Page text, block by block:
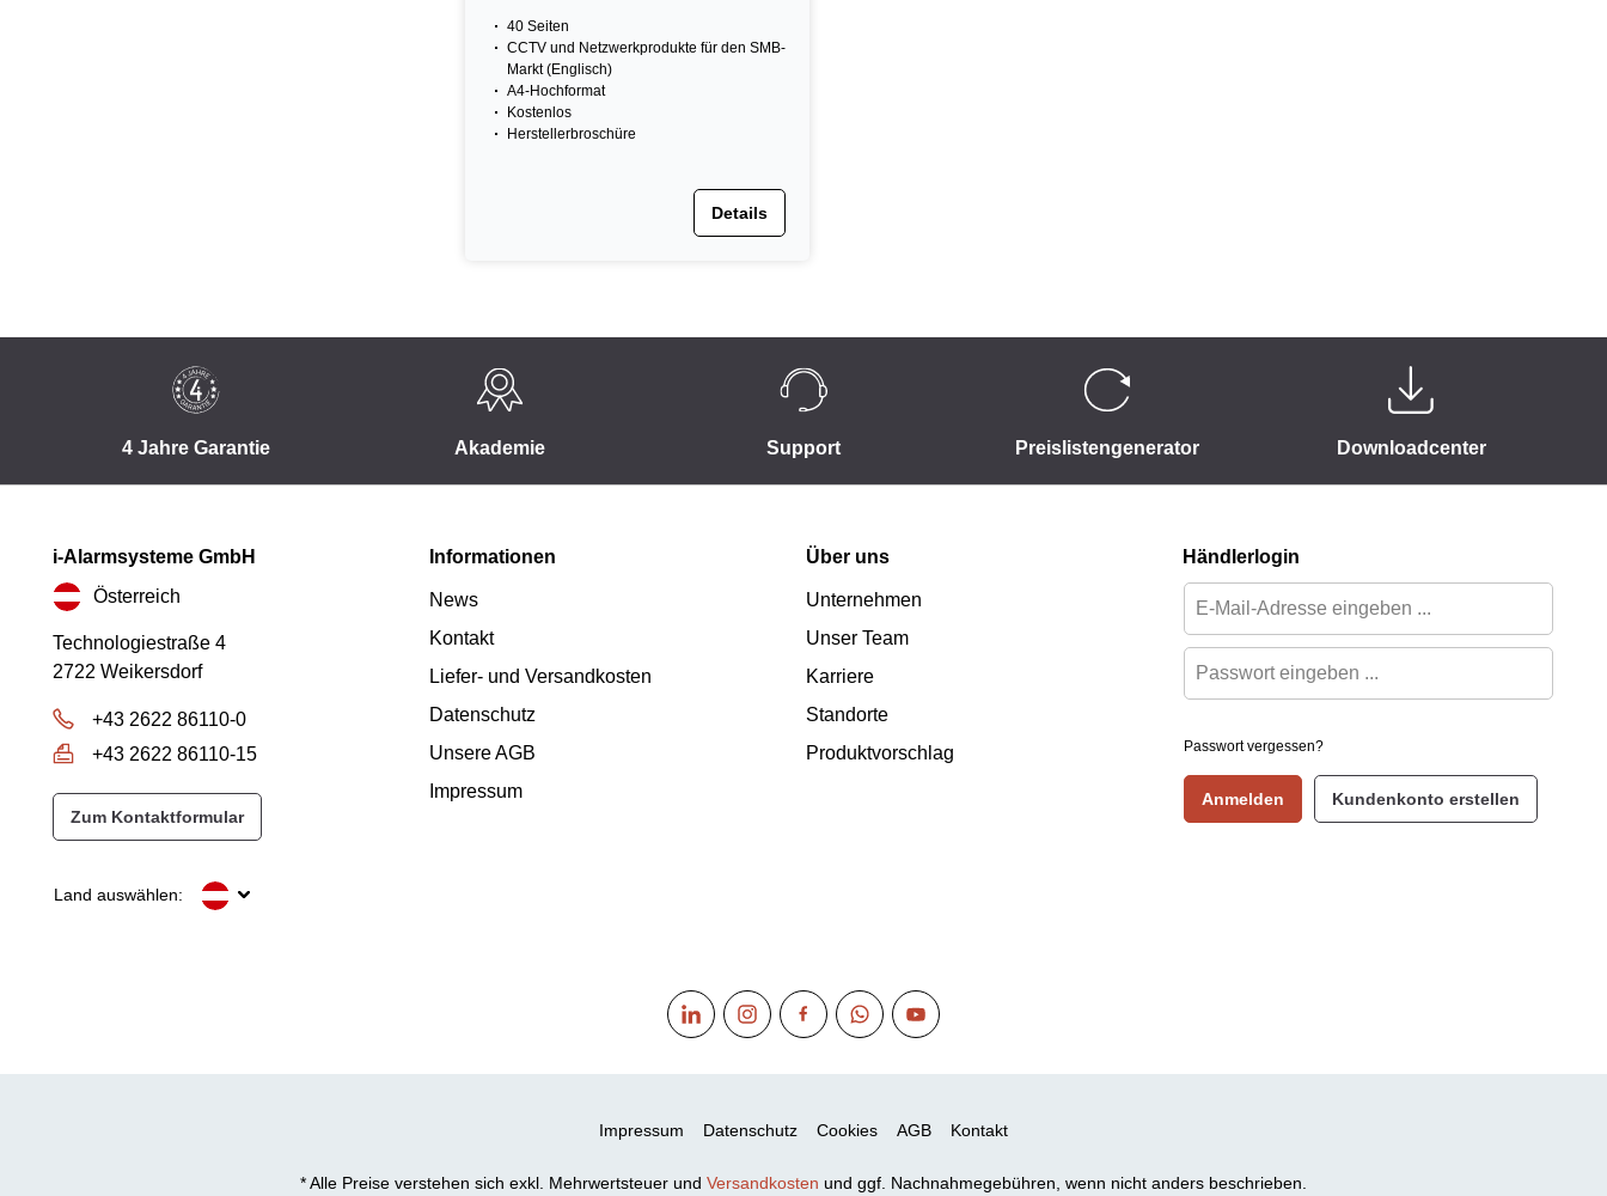
40 Seiten
CCTV und Netzwerkprodukte für den SMB-
Markt (Englisch)
A4-Hochformat
Kostenlos
Herstellerbroschüre
Details
4 Jahre Garantie Akademie Support Preislistengenerator Downloadcenter
i-Alarmsysteme GmbH
Österreich
Technologiestraße 4
2722 Weikersdorf
+43 2622 86110-0
+43 2622 86110-15
Zum Kontaktformular
Land auswählen:
Informationen
News
Kontakt
Liefer- und Versandkosten
Datenschutz
Unsere AGB
Impressum
Über uns
Unternehmen
Unser Team
Karriere
Standorte
Produktvorschlag
Händlerlogin
Passwort vergessen?
Anmelden Kundenkonto erstellen
Impressum Datenschutz Cookies AGB Kontakt
* Alle Preise verstehen sich exkl. Mehrwertsteuer und Versandkosten und ggf. Nachnahmegebühren, wenn nicht anders beschrieben.